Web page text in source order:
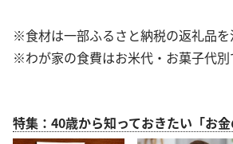
※食材は一部ふるさと納税の返礼品を
※わが家の食費はお米代・お菓子代別
特集：40歳から知っておきたい「お金